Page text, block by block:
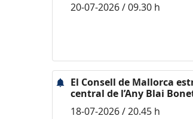
20-07-2026 / 09.30 h
El Consell de Mallorca
central de l’Any Blai
18-07-2026 / 20.45 h